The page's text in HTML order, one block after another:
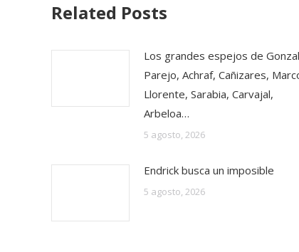
Related Posts
Los grandes espejos de
Parejo, Achraf, Cañizares,
Llorente, Sarabia, Carvajal,
Arbeloa…
5 agosto, 2026
Endrick busca un imposible
5 agosto, 2026